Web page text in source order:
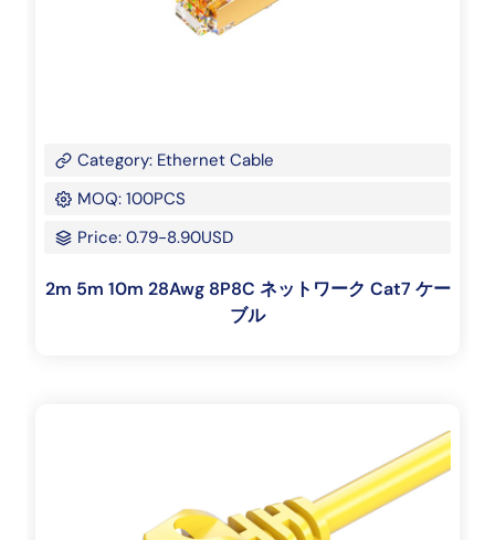
Category: Ethernet Cable
MOQ: 100PCS
Price: 0.79-8.90USD
2m 5m 10m 28Awg 8P8C ネットワーク Cat7 ケー
ブル